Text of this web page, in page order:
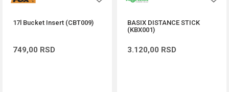
17l Bucket Insert (CBT009)
749,00 RSD
BASIX DISTANCE STICK
(KBX001)
3.120,00 RSD